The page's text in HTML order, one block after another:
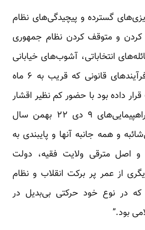
گسترده و پیچیدگی‌های نظام
کردن و متوقف کردن نظام جمهوری
انتخاباتی، آشوب‌های خیابانی
و عدم تمکین به فرآیندهای قانونی که قریب به ۶ ماه
داده بود با حضور کم‌ نظیر اقشار
مختلف مردم در راهپیمایی‌های ۹ دی ۲۲ بهمن سال
و همه جانبه آنها و پایبندی به
و اصل مترقی ولایت‌ فقیه، دولت
از عمر پر برکت انقلاب و نظام
که در نوع خود حرکتی بی‌بدیل در
بود.”